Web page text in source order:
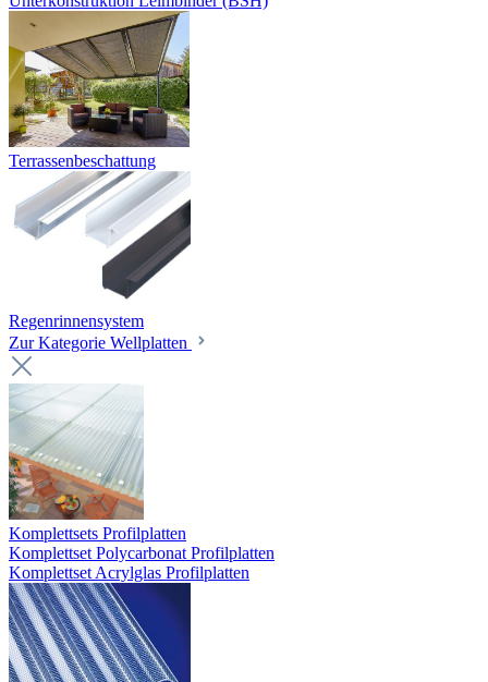
Terrassenbeschattung
Regenrinnensystem
Zur Kategorie Wellplatten
Komplettsets Profilplatten
Komplettset Polycarbonat Profilplatten
Komplettset Acrylglas Profilplatten